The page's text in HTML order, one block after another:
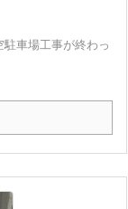
車場工事が終わっ